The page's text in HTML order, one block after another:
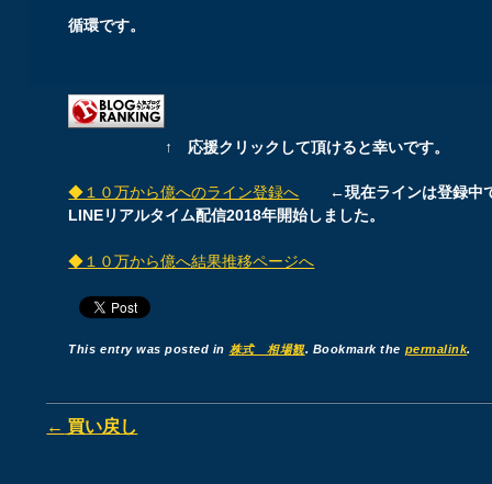
循環です。
↑ 応援クリックして頂けると幸いです。
◆１０万から億へのライン登録へ ←現在ラインは登録中
LINEリアルタイム配信2018年開始しました。
◆１０万から億へ結果推移ページへ
This entry was posted in 株式 相場観. Bookmark the permalink.
Post navigation
← 買い戻し